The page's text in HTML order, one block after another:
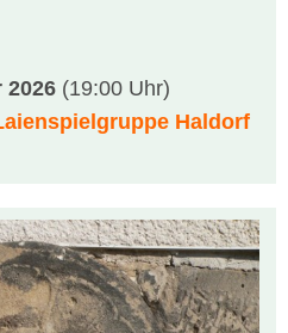
2026 (19:00 Uhr)
Haldorf